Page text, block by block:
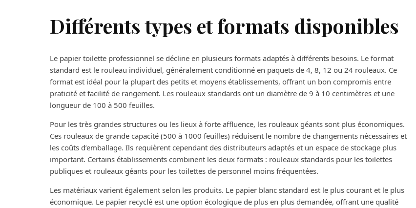
Différents types et formats disponibles
Le papier toilette professionnel se décline en plusieurs formats adaptés à différents besoins. Le format
standard est le rouleau individuel, généralement conditionné en paquets de 4, 8, 12 ou 24 rouleaux. Ce
format est idéal pour la plupart des petits et moyens établissements, offrant un bon compromis entre
praticité et facilité de rangement. Les rouleaux standards ont un diamètre de 9 à 10 centimètres et une
longueur de 100 à 500 feuilles.
Pour les très grandes structures ou les lieux à forte affluence, les rouleaux géants sont plus économiques.
Ces rouleaux de grande capacité (500 à 1000 feuilles) réduisent le nombre de changements nécessaires et
les coûts d’emballage. Ils requièrent cependant des distributeurs adaptés et un espace de stockage plus
important. Certains établissements combinent les deux formats : rouleaux standards pour les toilettes
publiques et rouleaux géants pour les toilettes de personnel moins fréquentées.
Les matériaux varient également selon les produits. Le papier blanc standard est le plus courant et le plus
économique. Le papier recyclé est une option écologique de plus en plus demandée, offrant une qualité